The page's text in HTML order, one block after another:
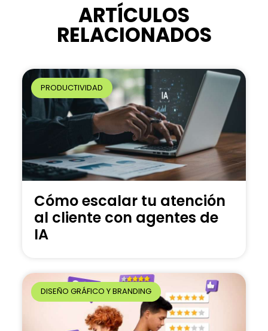
ARTÍCULOS
RELACIONADOS
PRODUCTIVIDAD
Cómo escalar tu atención
al cliente con agentes de
IA
DISEÑO GRÁFICO Y BRANDING